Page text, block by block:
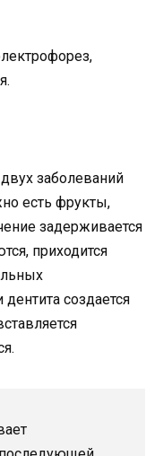
заболеваний
есть фрукты,
задерживается
приходится
создается